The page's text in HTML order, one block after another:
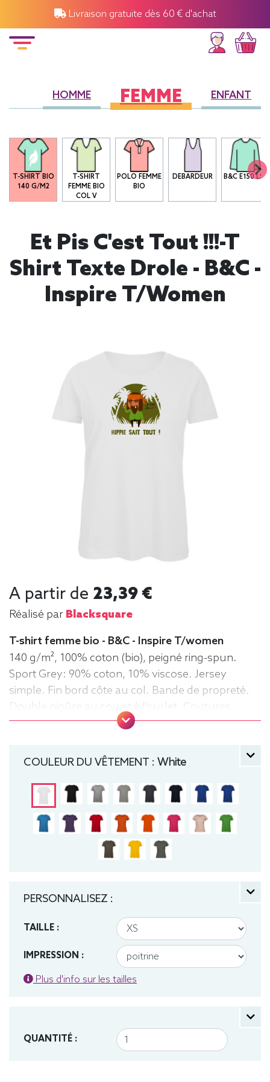
Livraison gratuite dès 60 € d'achat
HOMME FEMME ENFANT
T-SHIRT BIO
140 G/M2
T-SHIRT
FEMME BIO
COL V
POLO FEMME
BIO
DEBARDEUR B&C E150 LSL
Et Pis C'est Tout !!!-T
Shirt Texte Drole - B&C -
Inspire T/women
A partir de 23,39 €
Réalisé par Blacksquare
T-shirt femme bio - B&C - Inspire T/women
140 g/m², 100% coton (bio), peigné ring-spun.
Sport Grey: 90% coton, 10% viscose. Jersey
simple. Fin bord côte au col. Bande de propreté.
Double piqûre au cou et à l'ourlet. Coutures
latérales. Surface très lisse. Tee-shirt,
Organic, B&C
COULEUR DU VÊTEMENT : White
PERSONNALISEZ :
TAILLE :
IMPRESSION :
Plus d'info sur les tailles
QUANTITÉ :